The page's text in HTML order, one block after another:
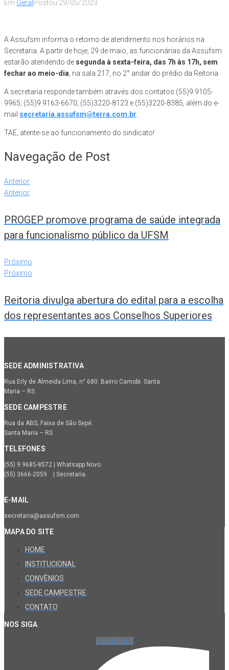
Em Geral Postou 29/05/2023
A Assufsm informa o retorno de atendimento nos horários na
Secretaria. A partir de hoje, 29 de maio, as funcionárias da Assufsm
estarão atendendo de segunda à sexta-feira, das 7h às 17h, sem
fechar ao meio-dia, na sala 217, no 2° andar do prédio da Reitoria.
A secretaria responde também através dos contatos (55)9.9105-
9965; (55)9.9163-6670; (55)3220-8123 e (55)3220-8385, além do e-
mail secretaria.assufsm@terra.com.br.
TAE, atente-se ao funcionamento do sindicato!
Navegação de Post
Anterior
Anterior
PROGEP promove programa de saúde integrada
para funcionalismo público da UFSM
Próximo
Próximo
Reitoria divulga abertura do edital para a escolha
dos representantes aos Conselhos Superiores
SEDE ADMINISTRATIVA
Rua Erly de Almeida Lima, n° 680. Bairro Camobi. Santa
Maria – RS
SEDE CAMPESTRE
Rua da ABS, Faixa de São Sepé.
Santa Maria – RS
TELEFONES
(55) 9.9685-8572 | Whatsapp Novo
(55) 3666-2059 | Secretaria
E-MAIL
secretaria@assufsm.com
MAPA DO SITE
HOME
INSTITUCIONAL
CONVÊNIOS
SEDE CAMPESTRE
CONTATO
NOS SIGA
Facebook-f